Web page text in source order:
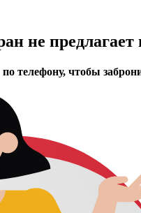
не
телефону, чтобы